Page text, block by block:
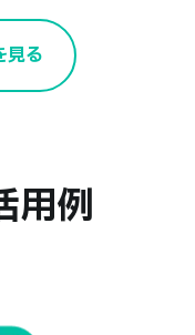
る
用例